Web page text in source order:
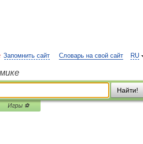
RU
Запомнить сайт Словарь на свой сайт
Найти!
Игры ⚽